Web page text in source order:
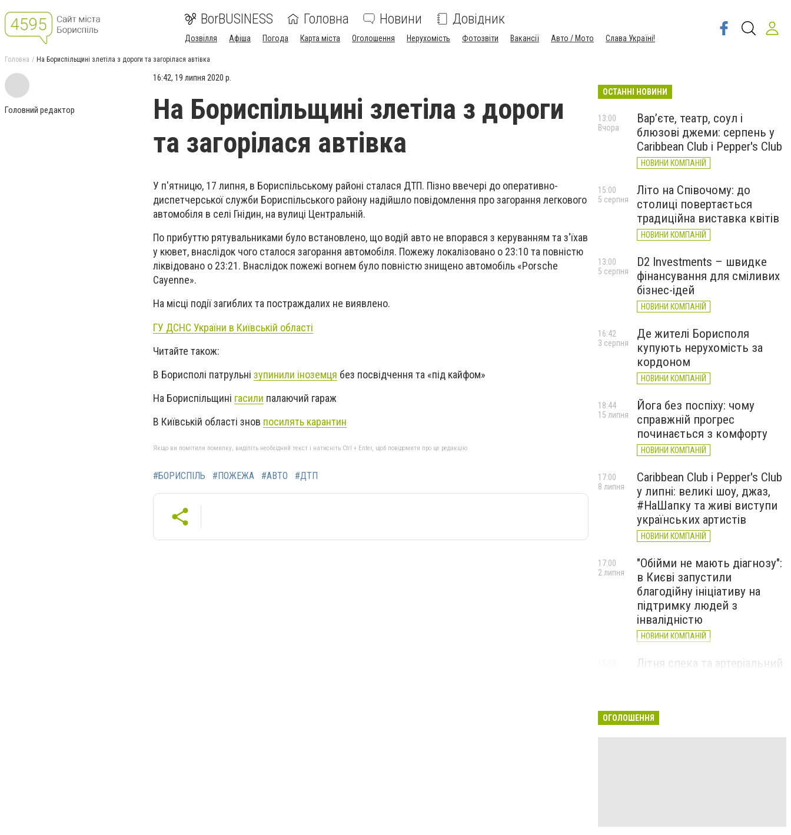
BorBUSINESS Головна Новини Довідник
Дозвілля Афіша Погода Карта міста Оголошення Нерухомість Фотозвіти Вакансії Авто / Мото Слава Україні!
Головна На Бориспільщині злетіла з дороги та загорілася автівка
Головний редактор
16:42, 19 липня 2020 р.
На Бориспільщині злетіла з дороги
та загорілася автівка
У п'ятницю, 17 липня, в Бориспільському районі сталася ДТП. Пізно ввечері до оперативно-
диспетчерської служби Бориспільського району надійшло повідомлення про загорання легкового
автомобіля в селі Гнідин, на вулиці Центральній.
По прибуттю рятувальниками було встановлено, що водій авто не впорався з керуванням та з'їхав
у кювет, внаслідок чого сталося загорання автомобіля. Пожежу локалізовано о 23:10 та повністю
ліквідовано о 23:21. Внаслідок пожежі вогнем було повністю знищено автомобіль «Porsche
Cayenne».
На місці події загиблих та постраждалих не виявлено.
ГУ ДСНС України в Київській області
Читайте також:
В Борисполі патрульні зупинили іноземця без посвідчення та «під кайфом»
На Бориспільщині гасили палаючий гараж
В Київській області знов посилять карантин
Якщо ви помітили помилку, виділіть необхідний текст і натисніть Ctrl + Enter, щоб повідомити про це редакцію
#БОРИСПІЛЬ #ПОЖЕЖА #АВТО #ДТП
ОСТАННІ НОВИНИ
Вар’єте, театр, соул і
блюзові джеми: серпень у
Caribbean Club і Pepper's Club
НОВИНИ КОМПАНІЙ
13:00
Вчора
Літо на Співочому: до
столиці повертається
традиційна виставка квітів
НОВИНИ КОМПАНІЙ
15:00
5 серпня
D2 Investments – швидке
фінансування для сміливих
бізнес-ідей
НОВИНИ КОМПАНІЙ
13:00
5 серпня
Де жителі Борисполя
купують нерухомість за
кордоном
НОВИНИ КОМПАНІЙ
16:42
3 серпня
Йога без поспіху: чому
справжній прогрес
починається з комфорту
НОВИНИ КОМПАНІЙ
18:44
15 липня
Caribbean Club і Pepper's Club
у липні: великі шоу, джаз,
#НаШапку та живі виступи
українських артистів
НОВИНИ КОМПАНІЙ
17:00
8 липня
"Обійми не мають діагнозу":
в Києві запустили
благодійну ініціативу на
підтримку людей з
інвалідністю
НОВИНИ КОМПАНІЙ
17:00
2 липня
Літня спека та артеріальний
ОГОЛОШЕННЯ